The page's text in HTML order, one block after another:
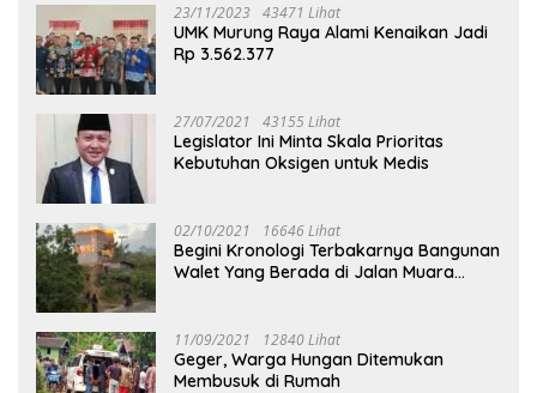
23/11/2023 43471 Lihat
UMK Murung Raya Alami Kenaikan Jadi
Rp 3.562.377
27/07/2021 43155 Lihat
Legislator Ini Minta Skala Prioritas
Kebutuhan Oksigen untuk Medis
02/10/2021 16646 Lihat
Begini Kronologi Terbakarnya Bangunan
Walet Yang Berada di Jalan Muara
11/09/2021 12840 Lihat
Geger, Warga Hungan Ditemukan
Membusuk di Rumah